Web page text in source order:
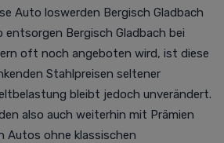
Auto loswerden Bergisch Gladbach
Bergisch Gladbach bei
oft noch angeboten wird, ist diese
Stahlpreisen seltener
bleibt jedoch unverändert.
also auch weiterhin mit Prämien
Autos ohne klassischen